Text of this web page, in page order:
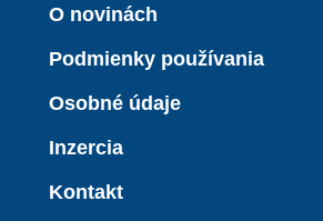
O novinách
Podmienky používania
Osobné údaje
Inzercia
Kontakt